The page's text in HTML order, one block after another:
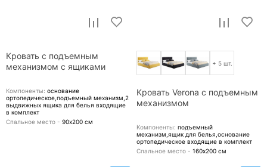
Кровать с подъемным
механизмом с ящиками
Компоненты: основание
ортопедическое,подъемный механизм,2
выдвижных ящика для белья входящие
в комплект
Спальное место - 90х200 см
+ 5 шт.
Кровать Verona с подъемным
механизмом
Компоненты: подъемный
механизм,ящик для белья,основание
ортопедическое входящие в комплект
Спальное место - 160х200 см